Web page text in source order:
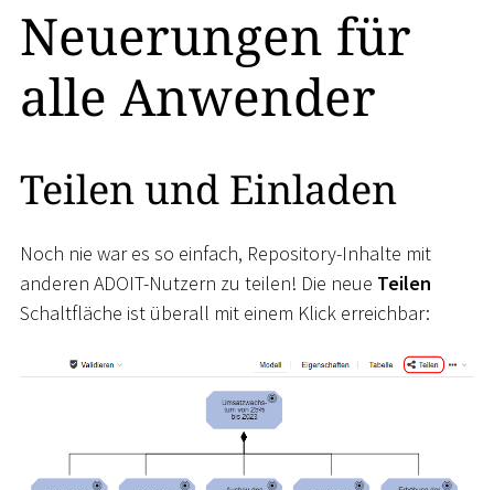
Neuerungen für
alle Anwender
Teilen und Einladen
Noch nie war es so einfach, Repository-Inhalte mit
anderen ADOIT-Nutzern zu teilen! Die neue Teilen
Schaltfläche ist überall mit einem Klick erreichbar: